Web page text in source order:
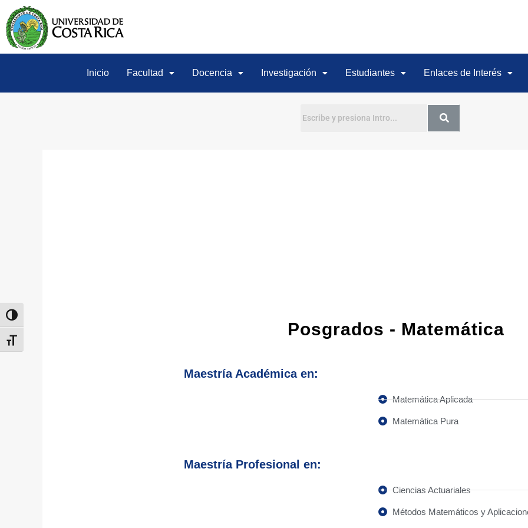
Alternar alto contraste
Alternar tamaño de letra
Inicio Facultad Docencia Investigación Estudiantes Enlaces de Interés
Posgrados - Matemática
Maestría Académica en:
Matemática Aplicada
Matemática Pura
Maestría Profesional en:
Ciencias Actuariales
Métodos Matemáticos y